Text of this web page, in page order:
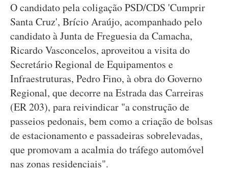
O candidato pela coligação PSD/CDS 'Cumprir
Santa Cruz', Brício Araújo, acompanhado pelo
candidato à Junta de Freguesia da Camacha,
Ricardo Vasconcelos, aproveitou a visita do
Secretário Regional de Equipamentos e
Infraestruturas, Pedro Fino, à obra do Governo
Regional, que decorre na Estrada das Carreiras
(ER 203), para reivindicar "a construção de
passeios pedonais, bem como a criação de bolsas
de estacionamento e passadeiras sobrelevadas,
que promovam a acalmia do tráfego automóvel
nas zonas residenciais".